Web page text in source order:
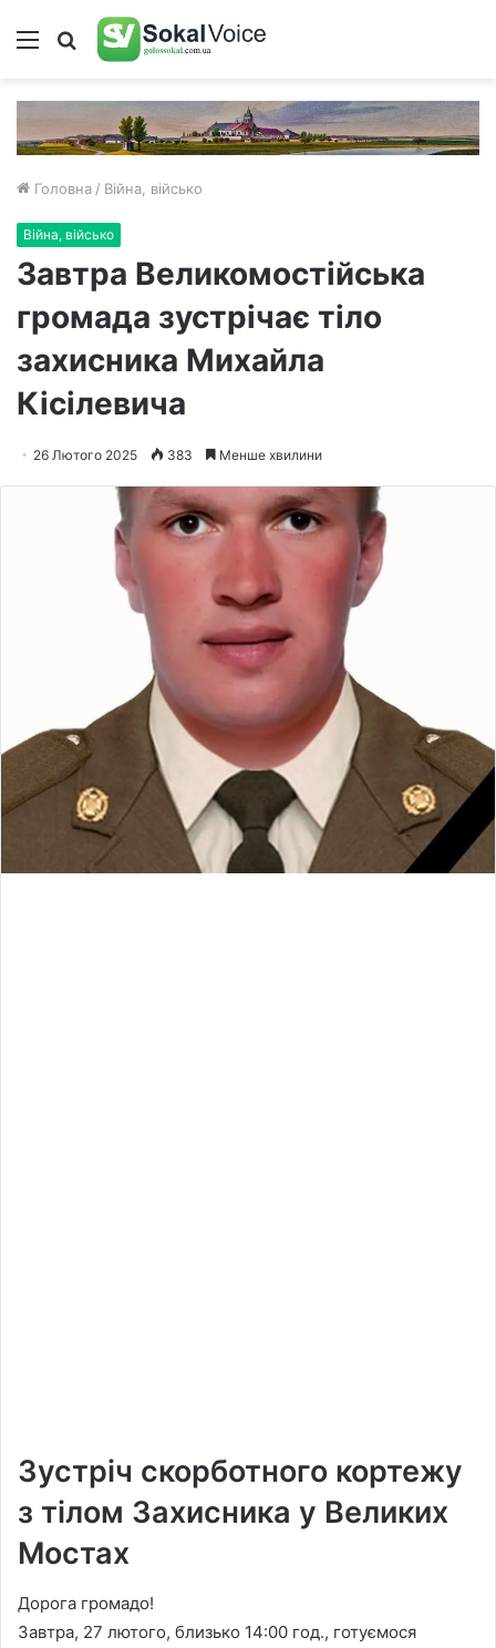
Меню Пошук
Головна / Війна, військо
Війна, військо
Завтра Великомостійська
громада зустрічає тіло
захисника Михайла
Кісілевича
26 Лютого 2025 383 Менше хвилини
Зустріч скорботного кортежу
з тілом Захисника у Великих
Мостах
Дорога громадо!
Завтра, 27 лютого, близько 14:00 год., готуємося